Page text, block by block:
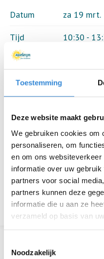
Toestemming
Deze website maakt
We gebruiken cookies om
personaliseren, om
en om ons
informatie over uw
partners voor social
partners kunnen deze
informatie die u aan ze
verzameld op basis van
Noodzakelijk
Datum
za 19 mrt.
Tijd
10:30 -
Locatie
Thema
Deelnemers
35 van 35
Aanmelden is niet meer
Terug naar het overzicht